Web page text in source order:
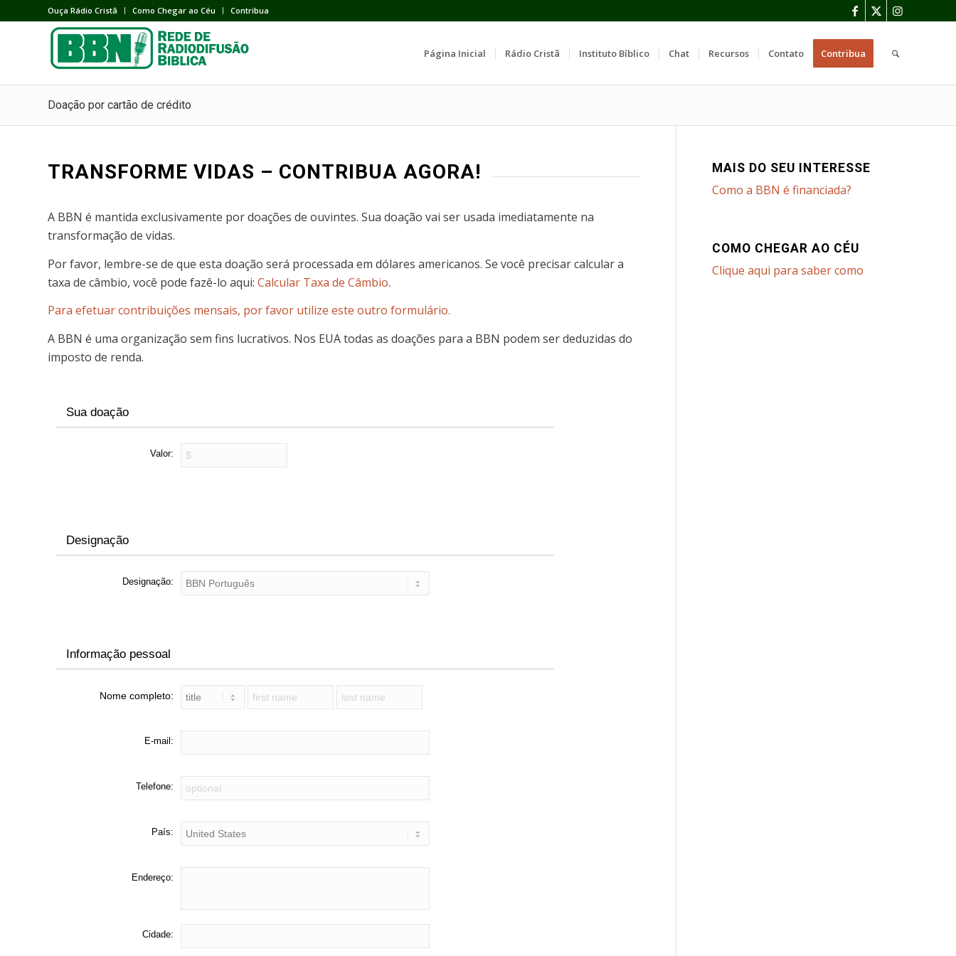
Ouça Rádio Cristã Como Chegar ao Céu Contribua
Página Inicial Rádio Cristã Instituto Bíblico Chat Recursos Contato Contribua
Doação por cartão de crédito
TRANSFORME VIDAS – CONTRIBUA AGORA!
A BBN é mantida exclusivamente por doações de ouvintes. Sua doação vai ser usada imediatamente na
transformação de vidas.
Por favor, lembre-se de que esta doação será processada em dólares americanos. Se você precisar calcular a
taxa de câmbio, você pode fazê-lo aqui: Calcular Taxa de Câmbio.
Para efetuar contribuições mensais, por favor utilize este outro formulário.
A BBN é uma organização sem fins lucrativos. Nos EUA todas as doações para a BBN podem ser deduzidas do
imposto de renda.
Sua doação
Valor:
Designação
Designação:
Informação pessoal
Nome completo:
E-mail:
Telefone:
País:
Endereço:
Cidade:
MAIS DO SEU INTERESSE
Como a BBN é financiada?
COMO CHEGAR AO CÉU
Clique aqui para saber como